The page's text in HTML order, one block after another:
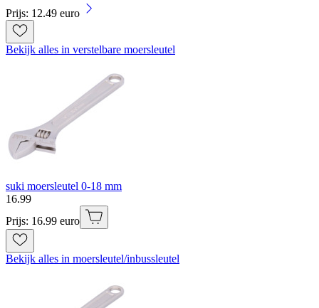
Prijs: 12.49 euro
Bekijk alles in verstelbare moersleutel
suki moersleutel 0-18 mm
16.99
Prijs: 16.99 euro
Bekijk alles in moersleutel/inbussleutel